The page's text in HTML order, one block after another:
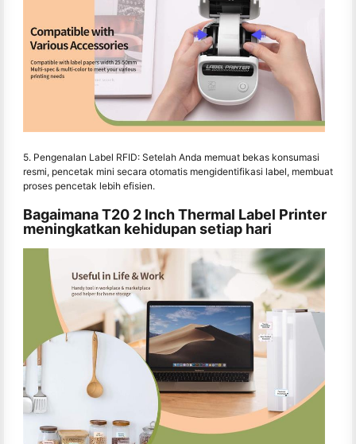
5. Pengenalan Label RFID: Setelah Anda memuat bekas konsumasi
resmi, pencetak mini secara otomatis mengidentifikasi label, membuat
proses pencetak lebih efisien.
Bagaimana T20 2 Inch Thermal Label Printer
meningkatkan kehidupan setiap hari